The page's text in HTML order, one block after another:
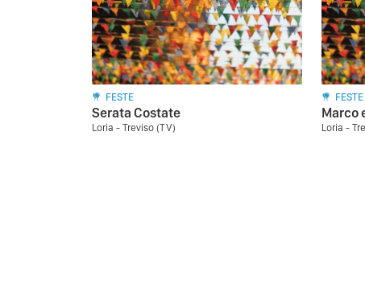
FESTE
Serata Costate
Loria - Treviso (TV)
FESTE
Marco
Loria -